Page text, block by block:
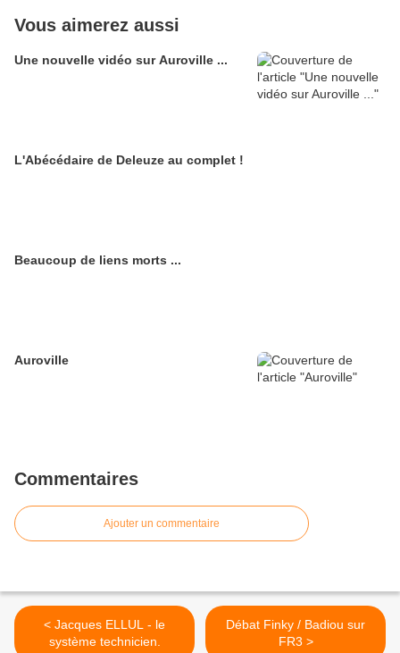
Vous aimerez aussi
Une nouvelle vidéo sur Auroville ...
L'Abécédaire de Deleuze au complet !
Beaucoup de liens morts ...
Auroville
Commentaires
Ajouter un commentaire
< Jacques ELLUL - le
système technicien.
Débat Finky / Badiou sur
FR3 >